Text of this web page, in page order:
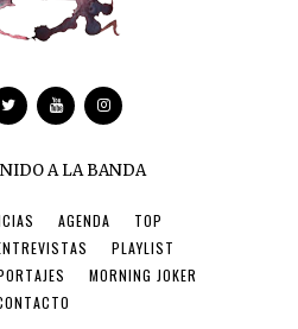
A LA BANDA
AGENDA
TOP
PLAYLIST
MORNING JOKER